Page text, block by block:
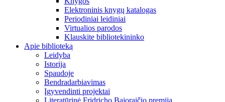
Elektroninis knygų katalogas
Periodiniai leidiniai
Virtualios parodos
Klauskite bibliotekininko
Apie biblioteką
Leidyba
Istorija
Spaudoje
Bendradarbiavimas
Įgyvendinti projektai